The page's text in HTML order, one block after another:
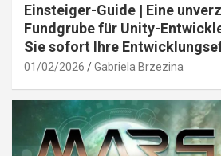
Einsteiger-Guide | Eine
Fundgrube für Unity-
Sie sofort Ihre
01/02/2026 Gabriela Brzezina